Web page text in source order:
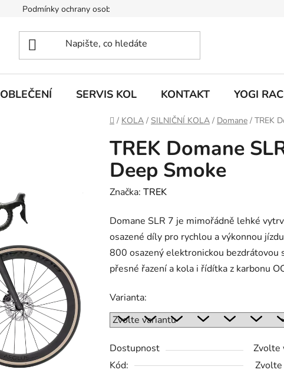
Podmínky ochrany osobních údajů
OBLEČENÍ SERVIS KOL KONTAKT YOGI
Domů
/ KOLA / SILNIČNÍ KOLA / Domane / TREK
TREK Domane
Deep Smoke
Značka: TREK
Domane SLR 7 je mimořádně lehké
osazené díly pro rychlou a výkonnou
800 osazený elektronickou
přesné řazení a kola i řídítka z karbonu
Varianta:
Dostupnost
Zvolte
Kód:
Zvolte